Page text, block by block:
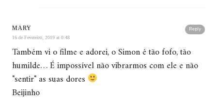
Reply
MARY
16 de Fevereiro, 2019 at 0:48
Também vi o filme e adorei, o Simon é tão fofo, tão
humilde… É impossível não vibrarmos com ele e não
"sentir" as suas dores
Beijinho